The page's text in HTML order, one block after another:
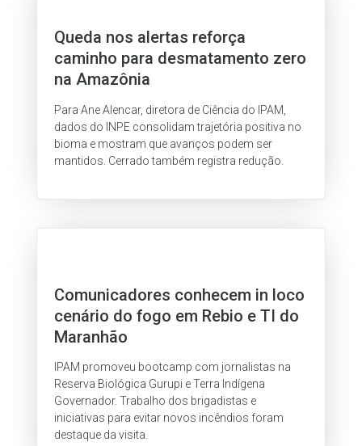
Queda nos alertas reforça
caminho para desmatamento zero
na Amazônia
Para Ane Alencar, diretora de Ciência do IPAM,
dados do INPE consolidam trajetória positiva no
bioma e mostram que avanços podem ser
mantidos. Cerrado também registra redução.
Comunicadores conhecem in loco
cenário do fogo em Rebio e TI do
Maranhão
IPAM promoveu bootcamp com jornalistas na
Reserva Biológica Gurupi e Terra Indígena
Governador. Trabalho dos brigadistas e
iniciativas para evitar novos incêndios foram
destaque da visita.